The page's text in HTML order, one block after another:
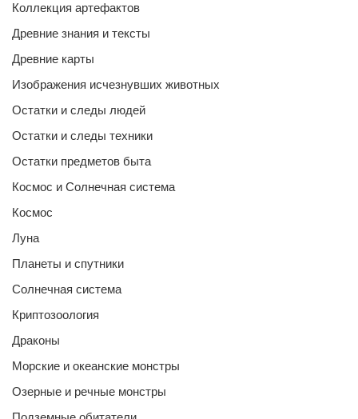
Коллекция артефактов
Древние знания и тексты
Древние карты
Изображения исчезнувших животных
Остатки и следы людей
Остатки и следы техники
Остатки предметов быта
Космос и Солнечная система
Космос
Луна
Планеты и спутники
Солнечная система
Криптозоология
Драконы
Морские и океанские монстры
Озерные и речные монстры